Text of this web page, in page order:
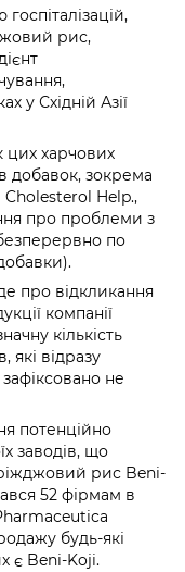
рис,
у Східній Азії
цих харчових
добавок, зокрема
Help.,
про проблеми з
по
про відкликання
компанії
кількість
які відразу
не
потенційно
заводів, що
рис Beni-
52 фірмам в
будь-які
є Beni-Koji.